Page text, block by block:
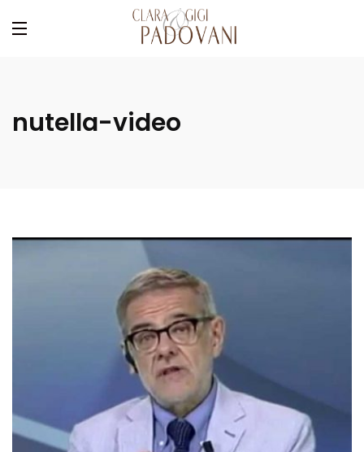
nutella-video